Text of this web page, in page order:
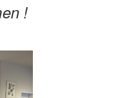
!